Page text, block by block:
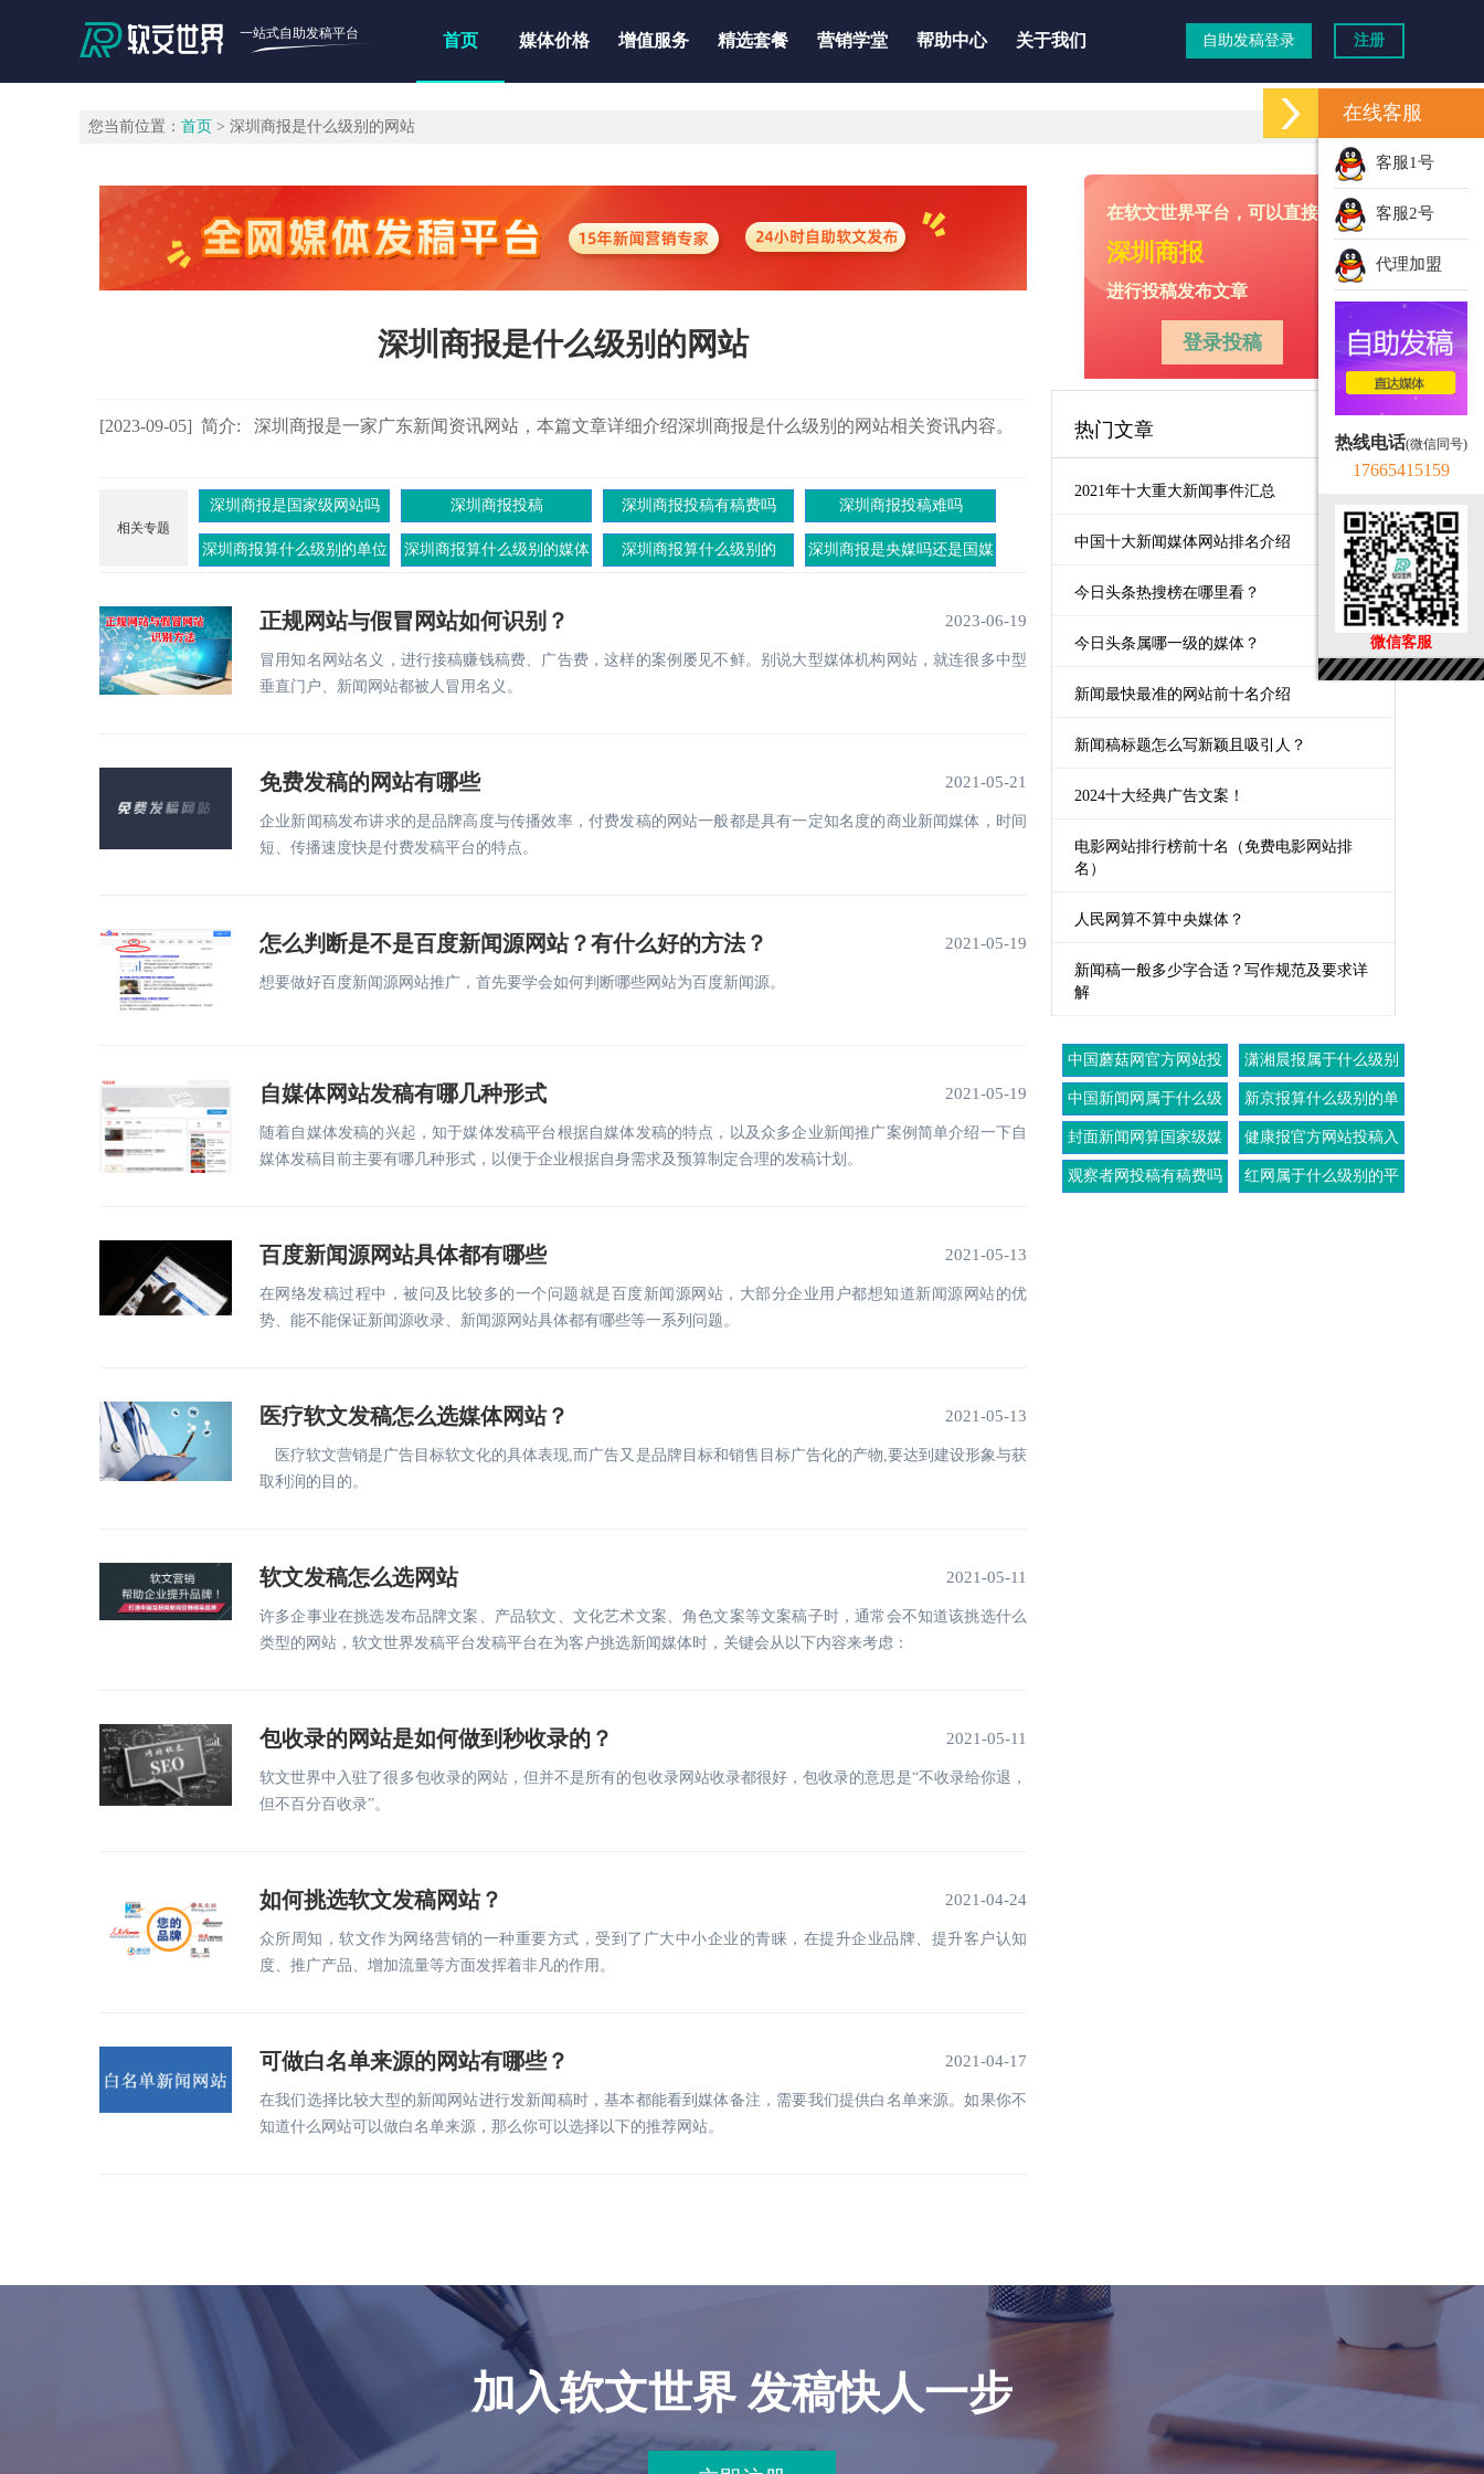
一站式自助发稿平台 首页 媒体价格 增值服务 精选套餐 营销学堂 帮助中心 关于我们 自助发稿登录 注册
您当前位置： 首页 > 深圳商报是什么级别的网站
深圳商报是什么级别的网站
[2023-09-05] 简介: 深圳商报是一家广东新闻资讯网站，本篇文章详细介绍深圳商报是什么级别的网站相关资讯内容。
相关专题
深圳商报是国家级网站吗 深圳商报投稿 深圳商报投稿有稿费吗 深圳商报投稿难吗
深圳商报算什么级别的单位 深圳商报算什么级别的媒体 深圳商报算什么级别的 深圳商报是央媒吗还是国媒
正规网站与假冒网站如何识别？ 2023-06-19
冒用知名网站名义，进行接稿赚钱稿费、广告费，这样的案例屡见不鲜。别说大型媒体机构网站，就连很多中型
垂直门户、新闻网站都被人冒用名义。
免费发稿的网站有哪些 2021-05-21
企业新闻稿发布讲求的是品牌高度与传播效率，付费发稿的网站一般都是具有一定知名度的商业新闻媒体，时间
短、传播速度快是付费发稿平台的特点。
怎么判断是不是百度新闻源网站？有什么好的方法？ 2021-05-19
想要做好百度新闻源网站推广，首先要学会如何判断哪些网站为百度新闻源。
自媒体网站发稿有哪几种形式 2021-05-19
随着自媒体发稿的兴起，知于媒体发稿平台根据自媒体发稿的特点，以及众多企业新闻推广案例简单介绍一下自
媒体发稿目前主要有哪几种形式，以便于企业根据自身需求及预算制定合理的发稿计划。
百度新闻源网站具体都有哪些 2021-05-13
在网络发稿过程中，被问及比较多的一个问题就是百度新闻源网站，大部分企业用户都想知道新闻源网站的优
势、能不能保证新闻源收录、新闻源网站具体都有哪些等一系列问题。
医疗软文发稿怎么选媒体网站？ 2021-05-13
医疗软文营销是广告目标软文化的具体表现,而广告又是品牌目标和销售目标广告化的产物,要达到建设形象与获
取利润的目的。
软文发稿怎么选网站 2021-05-11
许多企事业在挑选发布品牌文案、产品软文、文化艺术文案、角色文案等文案稿子时，通常会不知道该挑选什么
类型的网站，软文世界发稿平台发稿平台在为客户挑选新闻媒体时，关键会从以下内容来考虑：
包收录的网站是如何做到秒收录的？ 2021-05-11
软文世界中入驻了很多包收录的网站，但并不是所有的包收录网站收录都很好，包收录的意思是“不收录给你退，
但不百分百收录”。
如何挑选软文发稿网站？ 2021-04-24
众所周知，软文作为网络营销的一种重要方式，受到了广大中小企业的青睐，在提升企业品牌、提升客户认知
度、推广产品、增加流量等方面发挥着非凡的作用。
可做白名单来源的网站有哪些？ 2021-04-17
在我们选择比较大型的新闻网站进行发新闻稿时，基本都能看到媒体备注，需要我们提供白名单来源。如果你不
知道什么网站可以做白名单来源，那么你可以选择以下的推荐网站。
在软文世界平台，可以直接向
深圳商报
进行投稿发布文章
登录投稿
热门文章
2021年十大重大新闻事件汇总
中国十大新闻媒体网站排名介绍
今日头条热搜榜在哪里看？
今日头条属哪一级的媒体？
新闻最快最准的网站前十名介绍
新闻稿标题怎么写新颖且吸引人？
2024十大经典广告文案！
电影网站排行榜前十名（免费电影网站排
名）
人民网算不算中央媒体？
新闻稿一般多少字合适？写作规范及要求详
解
中国蘑菇网官方网站投
稿入口
潇湘晨报属于什么级别
的媒体
中国新闻网属于什么级
别的媒体
新京报算什么级别的单
位
封面新闻网算国家级媒
体吗
健康报官方网站投稿入
口
观察者网投稿有稿费吗
红网属于什么级别的平
加入软文世界 发稿快人一步
在线客服
客服1号
客服2号
代理加盟
热线电话(微信同号)
17665415159
微信客服